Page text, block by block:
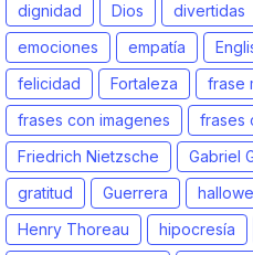
dignidad
Dios divertidas
emociones
empatía
felicidad
Fortaleza frase
frases con imagenes
frases
Friedrich Nietzsche
Gabriel
gratitud
Guerrera
Henry Thoreau
hipocresía